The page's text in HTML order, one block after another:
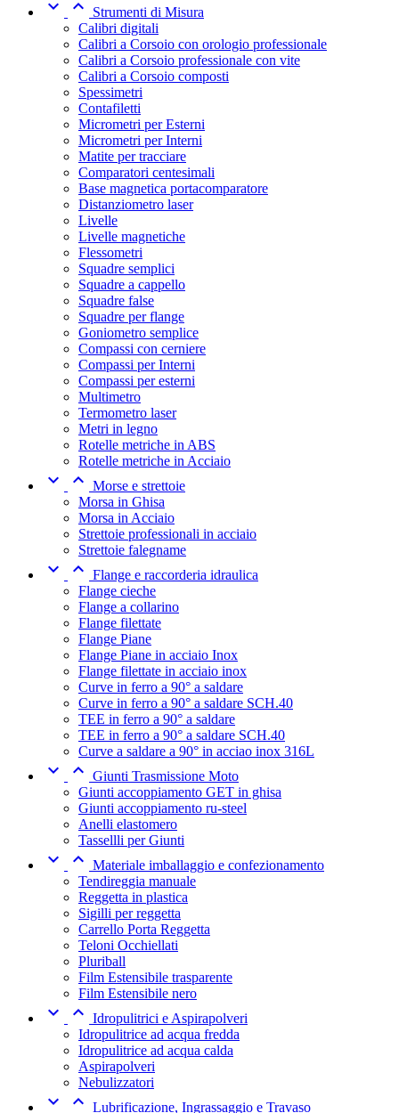
 
Strumenti di Misura
Calibri digitali
Calibri a Corsoio con orologio professionale
Calibri a Corsoio professionale con vite
Calibri a Corsoio composti
Spessimetri
Contafiletti
Micrometri per Esterni
Micrometri per Interni
Matite per tracciare
Comparatori centesimali
Base magnetica portacomparatore
Distanziometro laser
Livelle
Livelle magnetiche
Flessometri
Squadre semplici
Squadre a cappello
Squadre false
Squadre per flange
Goniometro semplice
Compassi con cerniere
Compassi per Interni
Compassi per esterni
Multimetro
Termometro laser
Metri in legno
Rotelle metriche in ABS
Rotelle metriche in Acciaio
  Morse e strettoie
Morsa in Ghisa
Morsa in Acciaio
Strettoie professionali in acciaio
Strettoie falegname
  Flange e raccorderia idraulica
Flange cieche
Flange a collarino
Flange filettate
Flange Piane
Flange Piane in acciaio Inox
Flange filettate in acciaio inox
Curve in ferro a 90° a saldare
Curve in ferro a 90° a saldare SCH.40
TEE in ferro a 90° a saldare
TEE in ferro a 90° a saldare SCH.40
Curve a saldare a 90° in acciao inox 316L
  Giunti Trasmissione Moto
Giunti accoppiamento GET in ghisa
Giunti accoppiamento ru-steel
Anelli elastomero
Tassellli per Giunti
  Materiale imballaggio e confezionamento
Tendireggia manuale
Reggetta in plastica
Sigilli per reggetta
Carrello Porta Reggetta
Teloni Occhiellati
Pluriball
Film Estensibile trasparente
Film Estensibile nero
  Idropulitrici e Aspirapolveri
Idropulitrice ad acqua fredda
Idropulitrice ad acqua calda
Aspirapolveri
Nebulizzatori
  Lubrificazione, Ingrassaggio e Travaso